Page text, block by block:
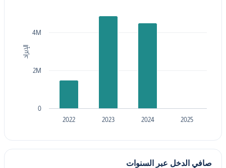
الإيراد
2022 2023 2024 2025
0
2M
4M
صافي الدخل عبر السنوات